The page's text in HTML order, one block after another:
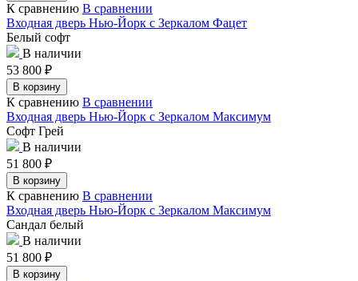
К сравнению В сравнении
Входная дверь Нью-Йорк с Зеркалом Фацет
Белый софт
В наличии
53 800 ₽
В корзину
К сравнению В сравнении
Входная дверь Нью-Йорк с Зеркалом Максимум
Софт Грей
В наличии
51 800 ₽
В корзину
К сравнению В сравнении
Входная дверь Нью-Йорк с Зеркалом Максимум
Сандал белый
В наличии
51 800 ₽
В корзину